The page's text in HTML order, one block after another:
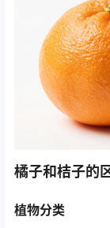
橘子和桔子的
植物分类